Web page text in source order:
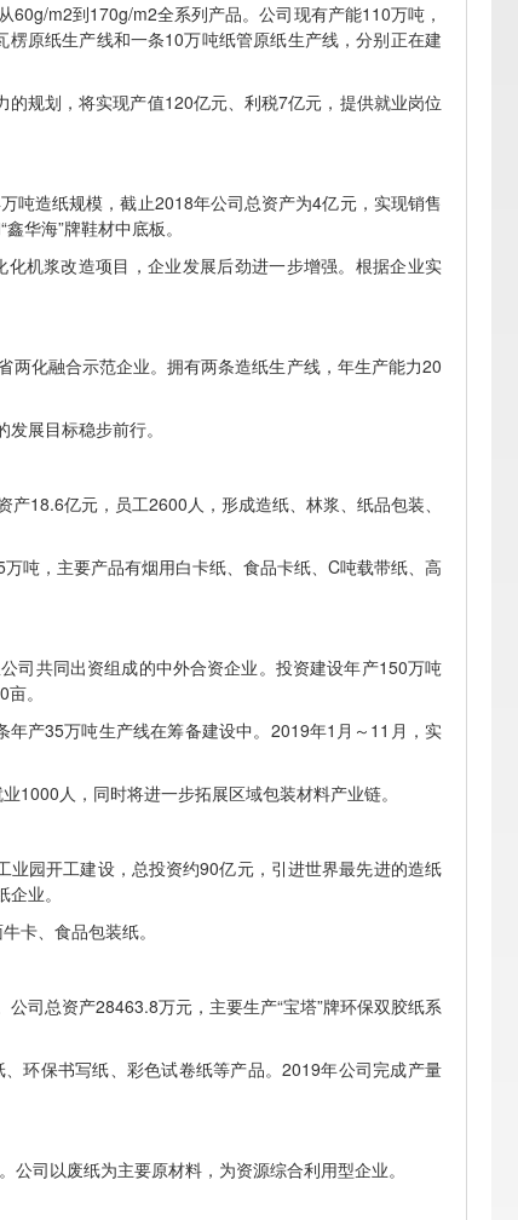
m2到170g/m2全系列产品。公司现有产能110万吨，
原纸生产线和一条10万吨纸管原纸生产线，分别正在建
规划，将实现产值120亿元、利税7亿元，提供就业岗位
吨造纸规模，截止2018年公司总资产为4亿元，实现销售
华海”牌鞋材中底板。
机浆改造项目，企业发展后劲进一步增强。根据企业实
化融合示范企业。拥有两条造纸生产线，年生产能力20
展目标稳步前行。
18.6亿元，员工2600人，形成造纸、林浆、纸品包装、
吨，主要产品有烟用白卡纸、食品卡纸、C吨载带纸、高
司共同出资组成的中外合资企业。投资建设年产150万吨
。
产35万吨生产线在筹备建设中。2019年1月～11月，实
1000人，同时将进一步拓展区域包装材料产业链。
园开工建设，总投资约90亿元，引进世界最先进的造纸
业。
卡、食品包装纸。
司总资产28463.8万元，主要生产“宝塔”牌环保双胶纸系
环保书写纸、彩色试卷纸等产品。2019年公司完成产量
司以废纸为主要原材料，为资源综合利用型企业。